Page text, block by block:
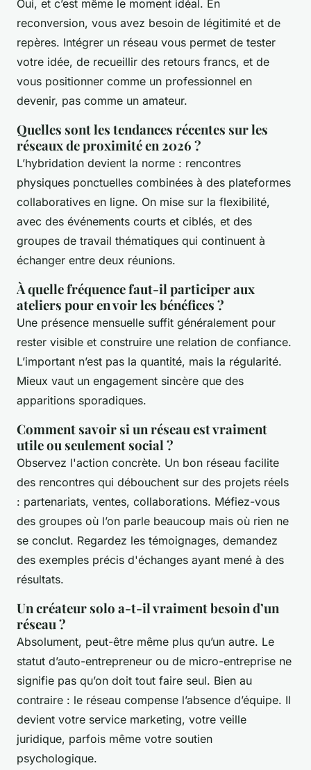
Oui, et c’est même le moment idéal. En
reconversion, vous avez besoin de légitimité et de
repères. Intégrer un réseau vous permet de tester
votre idée, de recueillir des retours francs, et de
vous positionner comme un professionnel en
devenir, pas comme un amateur.
Quelles sont les tendances récentes sur les
réseaux de proximité en 2026 ?
L’hybridation devient la norme : rencontres
physiques ponctuelles combinées à des plateformes
collaboratives en ligne. On mise sur la flexibilité,
avec des événements courts et ciblés, et des
groupes de travail thématiques qui continuent à
échanger entre deux réunions.
À quelle fréquence faut-il participer aux
ateliers pour en voir les bénéfices ?
Une présence mensuelle suffit généralement pour
rester visible et construire une relation de confiance.
L’important n’est pas la quantité, mais la régularité.
Mieux vaut un engagement sincère que des
apparitions sporadiques.
Comment savoir si un réseau est vraiment
utile ou seulement social ?
Observez l'action concrète. Un bon réseau facilite
des rencontres qui débouchent sur des projets réels
: partenariats, ventes, collaborations. Méfiez-vous
des groupes où l’on parle beaucoup mais où rien ne
se conclut. Regardez les témoignages, demandez
des exemples précis d'échanges ayant mené à des
résultats.
Un créateur solo a-t-il vraiment besoin d’un
réseau ?
Absolument, peut-être même plus qu’un autre. Le
statut d’auto-entrepreneur ou de micro-entreprise ne
signifie pas qu’on doit tout faire seul. Bien au
contraire : le réseau compense l’absence d’équipe. Il
devient votre service marketing, votre veille
juridique, parfois même votre soutien
psychologique.